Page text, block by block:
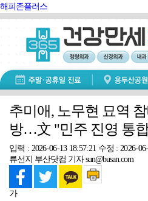
해피존플러스
추미애, 노무현 묘역
방…文 "민주 진영 통
입력 : 2026-06-13 18:57:21 수정 : 2026-
류선지 부산닷컴 기자 sun@busan.com
가